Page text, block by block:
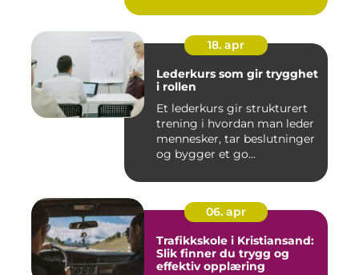
18. apr
Lederkurs som gir trygghet
i rollen
Et lederkurs gir strukturert
trening i hvordan man leder
mennesker, tar beslutninger
og bygger et go...
06. apr
Trafikkskole i Kristiansand:
Slik finner du trygg og
effektiv opplæring